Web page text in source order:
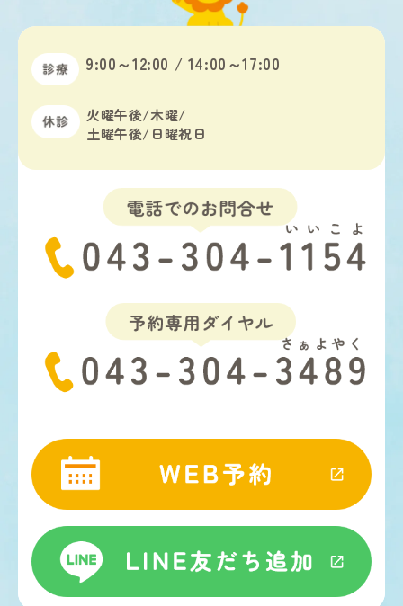
9:00～12:00 / 14:00～17:00
火曜午後/木曜/
土曜午後/日曜祝日